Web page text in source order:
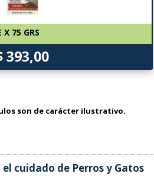
75 GRS
393,00
son de carácter ilustrativo.
cuidado de Perros y Gatos